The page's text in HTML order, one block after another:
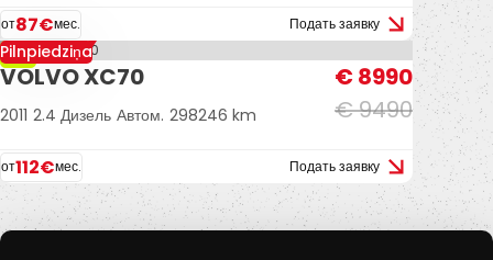
от87€мес. Подать заявку
-5%
Pilnpiedziņa
VOLVO XC70
€ 9490
€ 8990
2011 2.4 Дизель Автом. 298246 km
от112€мес. Подать заявку